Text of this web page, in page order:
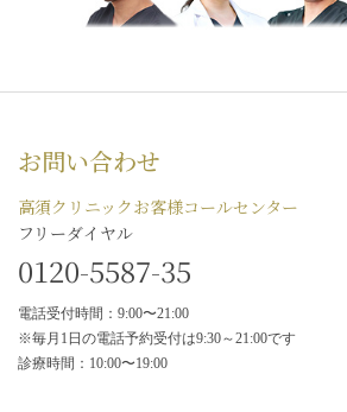
お問い合わせ
高須クリニックお客様コールセンター
フリーダイヤル
0120-5587-35
電話受付時間：9:00〜21:00
※毎月1日の電話予約受付は9:30～21:00です
診療時間：10:00〜19:00